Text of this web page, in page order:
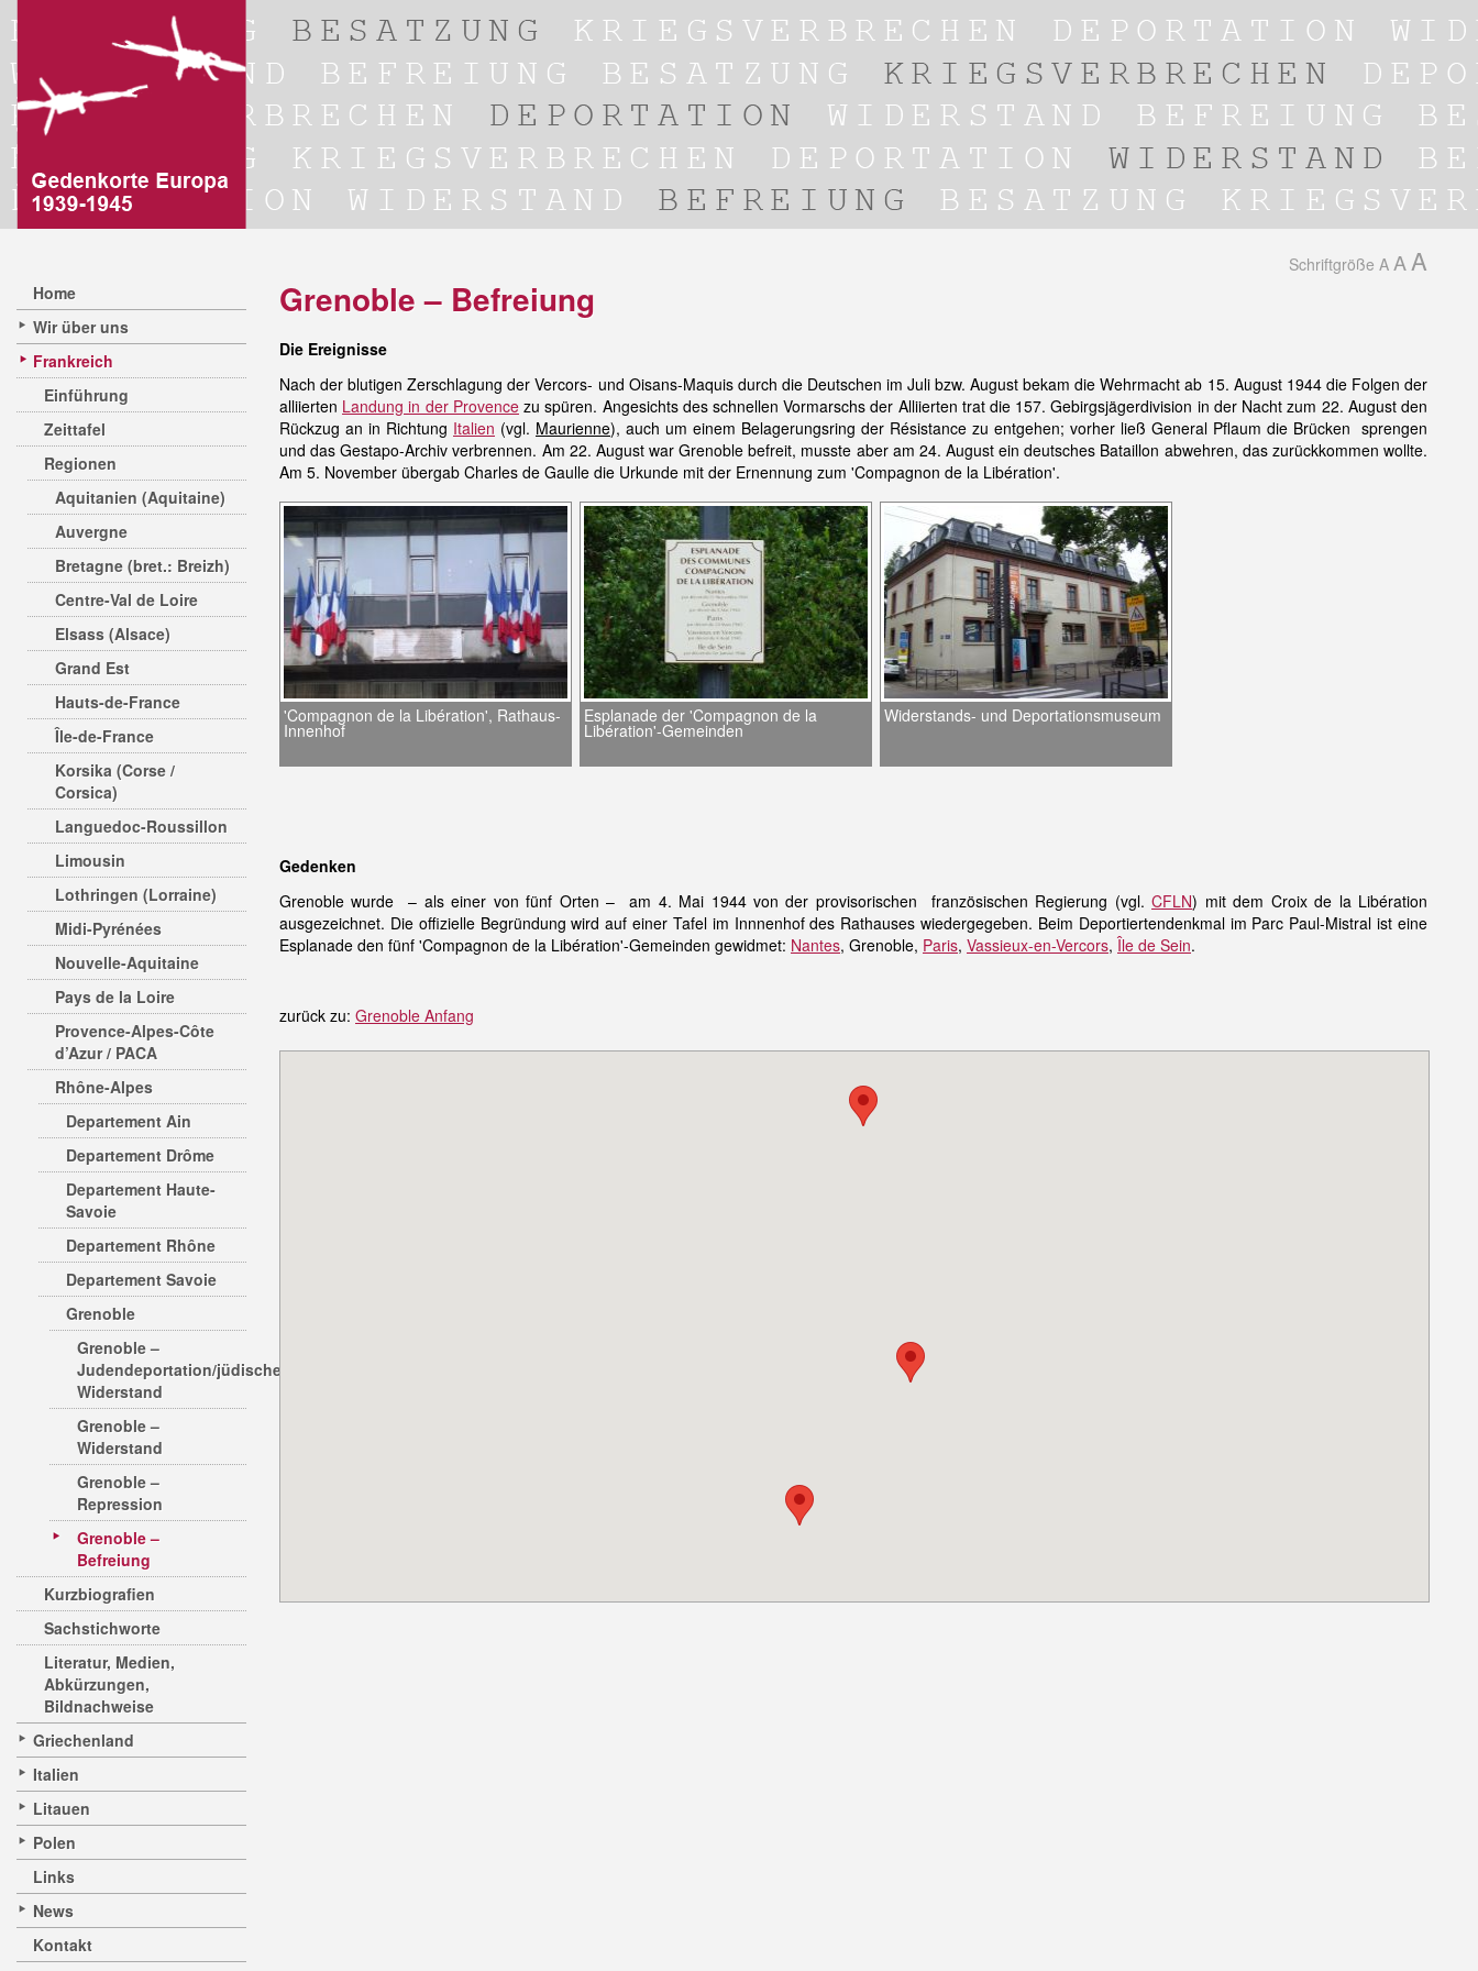
Home
Wir über uns
Frankreich
Einführung
Zeittafel
Regionen
Aquitanien (Aquitaine)
Auvergne
Bretagne (bret.: Breizh)
Centre-Val de Loire
Elsass (Alsace)
Grand Est
Hauts-de-France
Île-de-France
Korsika (Corse /
Corsica)
Languedoc-Roussillon
Limousin
Lothringen (Lorraine)
Midi-Pyrénées
Nouvelle-Aquitaine
Pays de la Loire
Provence-Alpes-Côte
d’Azur / PACA
Rhône-Alpes
Departement Ain
Departement Drôme
Departement Haute-
Savoie
Departement Rhône
Departement Savoie
Grenoble
Grenoble –
Judendeportation/jüdischer
Widerstand
Grenoble –
Widerstand
Grenoble –
Repression
Grenoble –
Befreiung
Kurzbiografien
Sachstichworte
Literatur, Medien,
Abkürzungen,
Bildnachweise
Griechenland
Italien
Litauen
Polen
Links
News
Kontakt
Schriftgröße A A A
Grenoble – Befreiung
Die Ereignisse
Nach der blutigen Zerschlagung der Vercors- und Oisans-Maquis durch die Deutschen im Juli bzw. August bekam die Wehrmacht ab 15. August 1944 die Folgen der
alliierten Landung in der Provencezu spüren. Angesichts des schnellen Vormarschs der Alliierten trat die 157. Gebirgsjägerdivision in der Nacht zum 22. August den
Rückzug an in Richtung Italien (vgl. Maurienne), auch um einem Belagerungsring der Résistance zu entgehen; vorher ließ General Pflaum die Brücken sprengen
und das Gestapo-Archiv verbrennen. Am 22. August war Grenoble befreit, musste aber am 24. August ein deutsches Bataillon abwehren, das zurückkommen wollte.
Am 5. November übergab Charles de Gaulle die Urkunde mit der Ernennung zum 'Compagnon de la Libération'.
'Compagnon de la Libération', Rathaus-
Innenhof
Esplanade der 'Compagnon de la
Libération'-Gemeinden
Widerstands- und Deportationsmuseum
Gedenken
Grenoble wurde – als einer von fünf Orten – am 4. Mai 1944 von der provisorischen französischen Regierung (vgl.CFLN) mit dem Croix de la Libération
ausgezeichnet. Die offizielle Begründung wird auf einer Tafel im Innnenhof des Rathauses wiedergegeben. Beim Deportiertendenkmal im Parc Paul-Mistral ist eine
Esplanade den fünf 'Compagnon de la Libération'-Gemeinden gewidmet: Nantes, Grenoble, Paris, Vassieux-en-Vercors, Île de Sein.
zurück zu: Grenoble Anfang